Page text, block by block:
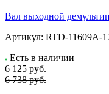
Вал выходной
Артикул: RTD-11609A-
Есть в наличии
6 125 руб.
6 738 руб.